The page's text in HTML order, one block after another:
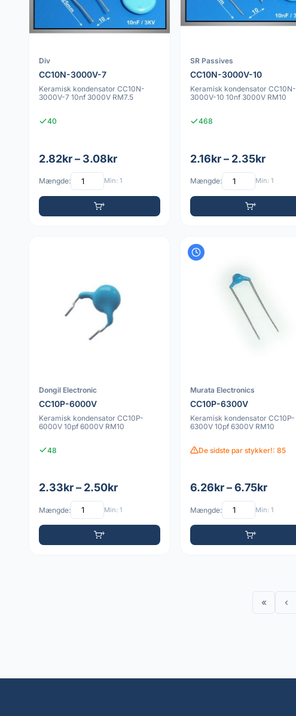
Div
CC10N-3000V-7
Keramisk kondensator CC10N-
3000V-7 10nf 3000V RM7.5
40
2.82kr – 3.08kr
Mængde: Min: 1
SR Passives
CC10N-3000V-10
Keramisk kondensator CC10N-
3000V-10 10nf 3000V RM10
468
2.16kr – 2.35kr
Mængde: Min: 1
Dongil Electronic
CC10P-6000V
Keramisk kondensator CC10P-
6000V 10pf 6000V RM10
48
2.33kr – 2.50kr
Mængde: Min: 1
Murata Electronics
CC10P-6300V
Keramisk kondensator CC10P-
6300V 10pf 6300V RM10
De sidste par stykker!: 85
6.26kr – 6.75kr
Mængde: Min: 1
« ‹